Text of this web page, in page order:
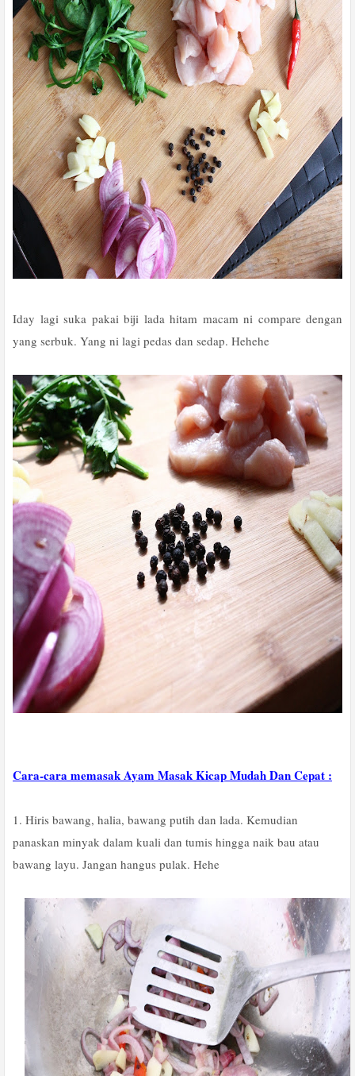
Iday lagi suka pakai biji lada hitam macam ni compare dengan
yang serbuk. Yang ni lagi pedas dan sedap. Hehehe
Cara-cara memasak Ayam Masak Kicap Mudah Dan Cepat :
1. Hiris bawang, halia, bawang putih dan lada. Kemudian
panaskan minyak dalam kuali dan tumis hingga naik bau atau
bawang layu. Jangan hangus pulak. Hehe